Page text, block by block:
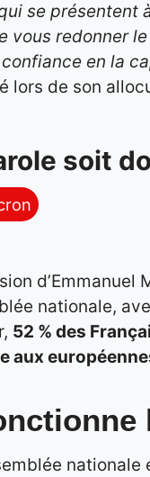
se présentent
vous redonner
en la
lors de son
soit
d’Emmanuel
nationale,
52 % des
aux
nationale